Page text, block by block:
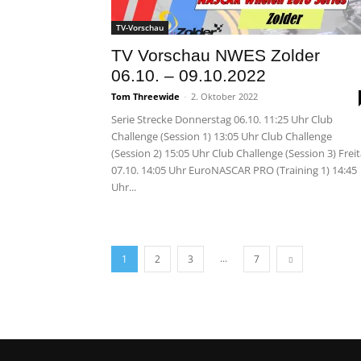
TV-Vorschau
TV Vorschau NWES Zolder
06.10. – 09.10.2022
Tom Threewide - 2. Oktober 2022
Serie Strecke Donnerstag 06.10. 11:25 Uhr Club
Challenge (Session 1) 13:05 Uhr Club Challenge
(Session 2) 15:05 Uhr Club Challenge (Session 3)
07.10. 14:05 Uhr EuroNASCAR PRO (Training 1) 14:45
Uhr...
1 2 3 ... 7